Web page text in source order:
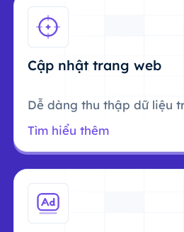
Cập nhật trang web
Dễ dàng thu thập dữ liệu
Tìm hiểu thêm